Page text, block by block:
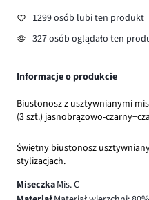
1299 osób lubi ten produkt
327 osób oglądało ten
Informacje o produkcie
Biustonosz z usztywnianymi
(3 szt.) jasnobrązowo-
Świetny biustonosz
stylizacjach.
MiseczkaMis. C